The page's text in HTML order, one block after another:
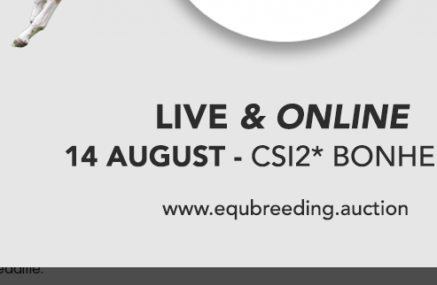
uitstapje naar de
is, bleek wel uit zijn recente trainerschap. Tot en met de
hij zes jaar lang de Australische eventingruiters. Met